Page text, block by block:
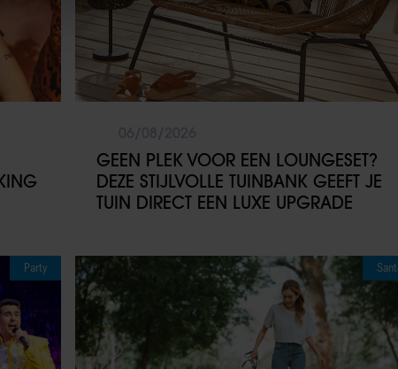
Ook delen we informatie over uw gebruik van onze
analyse. Deze partners kunnen deze gegevens combineren
verzameld op basis van uw gebruik van hun services.
GEEN PLEK VOOR EEN LOUNGESET?
DEZE STIJLVOLLE TUINBANK GEEFT JE
TUIN DIRECT EEN LUXE UPGRADE
Party